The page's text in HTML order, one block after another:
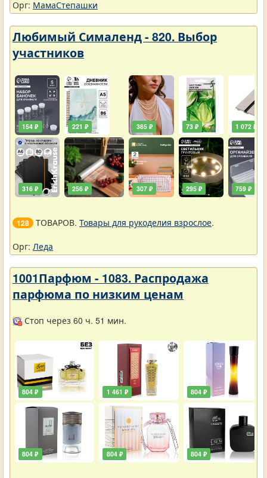
Орг: МамаСтепашки
Любимый Сималенд - 820. Выбор
участников
154 ₽
316 ₽
221 ₽
256 ₽
385 ₽
307 ₽
73 ₽
295 ₽
1 072 ₽
759 ₽
128 ТОВАРОВ. Товары для рукоделия взрослое.
Орг: Леда
1001Парфюм - 1083. Распродажа
парфюма по низким ценам
Стоп через 60 ч. 51 мин.
804 ₽
804 ₽
1 461 ₽
804 ₽
804 ₽
804 ₽